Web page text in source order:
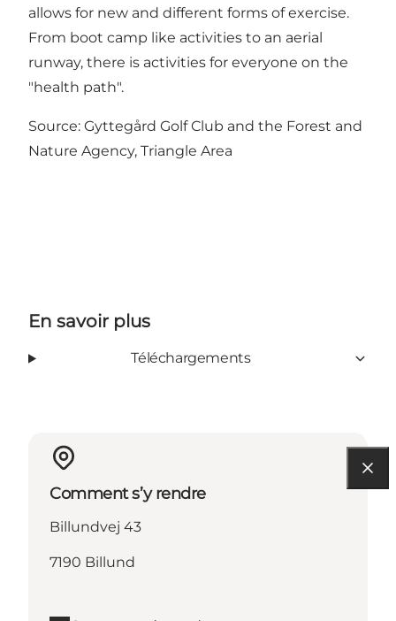
allows for new and different forms of exercise.
From boot camp like activities to an aerial
runway, there is activities for everyone on the
"health path".
Source: Gyttegård Golf Club and the Forest and
Nature Agency, Triangle Area
En savoir plus
Téléchargements
Comment s’y rendre
Billundvej 43
7190 Billund